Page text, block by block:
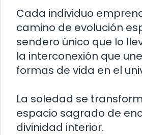
Cada individuo
camino de evolución
sendero único que lo
la interconexión que
formas de vida en el
La soledad se
espacio sagrado de
divinidad interior.